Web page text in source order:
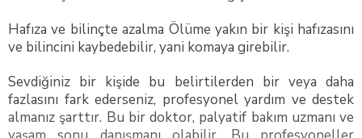
Hafıza ve bilinçte azalma Ölüme yakın bir kişi hafızasını
ve bilincini kaybedebilir, yani komaya girebilir.
Sevdiğiniz bir kişide bu belirtilerden bir veya daha
fazlasını fark ederseniz, profesyonel yardım ve destek
almanız şarttır. Bu bir doktor, palyatif bakım uzmanı ve